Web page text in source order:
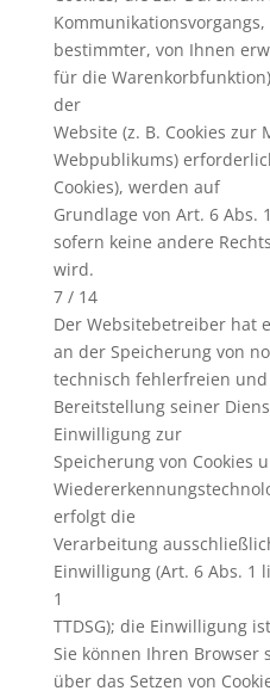
bestimmter, von Ihnen
für die
der
Website (z. B. Cookies zur
Webpublikums)
Cookies), werden auf
Grundlage von Art. 6 Abs.
sofern keine andere
wird.
7 / 14
Der Websitebetreiber hat
an der Speicherung von
technisch fehlerfreien
Bereitstellung seiner
Einwilligung zur
Speicherung von Cookies
erfolgt die
Verarbeitung
Einwilligung (Art. 6 Abs. 1
1
TTDSG); die Einwilligung
Sie können Ihren Browser
über das Setzen von